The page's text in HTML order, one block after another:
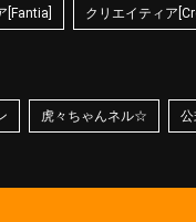
[Fantia] クリエイティア
虎々ちゃんネル☆